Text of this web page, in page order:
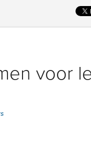
voor